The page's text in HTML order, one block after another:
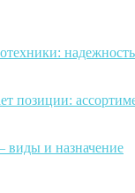
позиции:
виды и назначение